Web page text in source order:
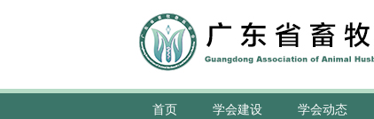
首页 学会建设 学会动态